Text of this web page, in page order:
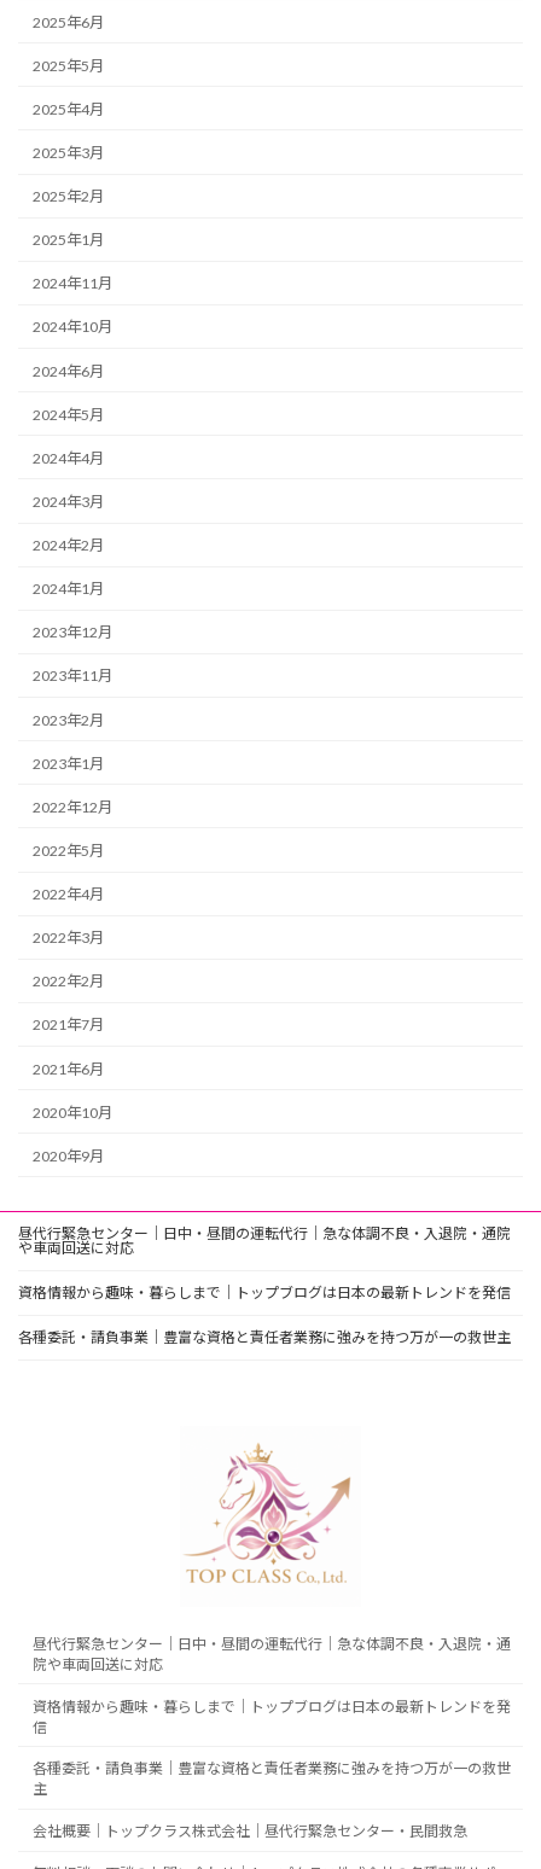
2025年6月
2025年5月
2025年4月
2025年3月
2025年2月
2025年1月
2024年11月
2024年10月
2024年6月
2024年5月
2024年4月
2024年3月
2024年2月
2024年1月
2023年12月
2023年11月
2023年2月
2023年1月
2022年12月
2022年5月
2022年4月
2022年3月
2022年2月
2021年7月
2021年6月
2020年10月
2020年9月
昼代行緊急センター｜日中・昼間の運転代行｜急な体調不良・入退院・通院
や車両回送に対応
資格情報から趣味・暮らしまで｜トップブログは日本の最新トレンドを発信
各種委託・請負事業｜豊富な資格と責任者業務に強みを持つ万が一の救世主
昼代行緊急センター｜日中・昼間の運転代行｜急な体調不良・入退院・通
院や車両回送に対応
資格情報から趣味・暮らしまで｜トップブログは日本の最新トレンドを発
信
各種委託・請負事業｜豊富な資格と責任者業務に強みを持つ万が一の救世
主
会社概要｜トップクラス株式会社｜昼代行緊急センター・民間救急